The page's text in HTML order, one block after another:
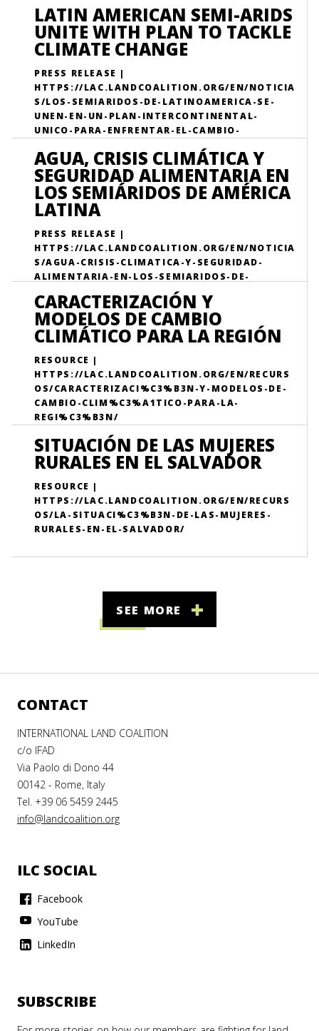
TERRITORIALIZACI%C3%B3N-DE-LA-
ESTRATEGIA-CENTRO/
LATIN AMERICAN SEMI-ARIDS
UNITE WITH PLAN TO TACKLE
CLIMATE CHANGE
PRESS RELEASE |
HTTPS://LAC.LANDCOALITION.ORG/EN/NOTICIA
S/LOS-SEMIARIDOS-DE-LATINOAMERICA-SE-
UNEN-EN-UN-PLAN-INTERCONTINENTAL-
UNICO-PARA-ENFRENTAR-EL-CAMBIO-
AGUA, CRISIS CLIMÁTICA Y
SEGURIDAD ALIMENTARIA EN
LOS SEMIÁRIDOS DE AMÉRICA
LATINA
PRESS RELEASE |
HTTPS://LAC.LANDCOALITION.ORG/EN/NOTICIA
S/AGUA-CRISIS-CLIMATICA-Y-SEGURIDAD-
ALIMENTARIA-EN-LOS-SEMIARIDOS-DE-
CARACTERIZACIÓN Y
MODELOS DE CAMBIO
CLIMÁTICO PARA LA REGIÓN
RESOURCE |
HTTPS://LAC.LANDCOALITION.ORG/EN/RECURS
OS/CARACTERIZACI%C3%B3N-Y-MODELOS-DE-
CAMBIO-CLIM%C3%A1TICO-PARA-LA-
REGI%C3%B3N/
SITUACIÓN DE LAS MUJERES
RURALES EN EL SALVADOR
RESOURCE |
HTTPS://LAC.LANDCOALITION.ORG/EN/RECURS
OS/LA-SITUACI%C3%B3N-DE-LAS-MUJERES-
RURALES-EN-EL-SALVADOR/
SEE MORE
CONTACT
INTERNATIONAL LAND COALITION
c/o IFAD
Via Paolo di Dono 44
00142 - Rome, Italy
Tel. +39 06 5459 2445
info@landcoalition.org
ILC SOCIAL
Facebook
YouTube
LinkedIn
SUBSCRIBE